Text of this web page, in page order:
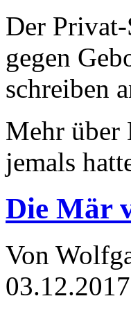
Der Privat-
gegen
schreiben
Mehr über
jemals
Die Mär
Von
03.12.2017